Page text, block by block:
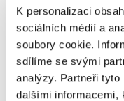
K personalizaci
sociálních médií a
soubory cookie.
sdílíme se svými
analýzy. Partneři tyto
dalšími informacemi,